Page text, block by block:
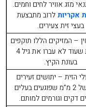
מזג אוויר לחים וחמים.
אקריותלרוב מתבצעת
בעצי זית צעירים.
– המזיקים הללו תוקפים
עצי זית שעוד לא עברו את גיל 4
בעונת הקיץ.
הזית – יתושים זעירים
באורך של 2 מ”מ שפוגעים בעלים
דקים וגורמים למותם.